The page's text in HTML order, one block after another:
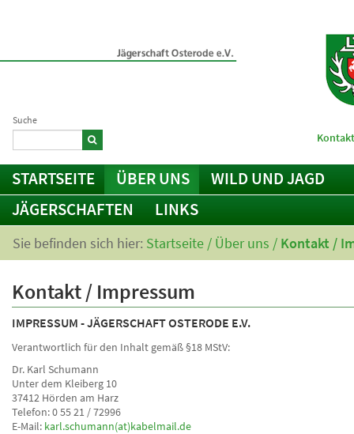
Suche
STARTSEITE ÜBER UNS
WILD UND JAGD
JÄGERSCHAFTEN
LINKS
Sie befinden sich hier: Startseite / Über uns / Kontakt /
Kontakt / Impressum
IMPRESSUM - JÄGERSCHAFT OSTERODE E.V.
Verantwortlich für den Inhalt gemäß §18 MStV:
Dr. Karl Schumann
Unter dem Kleiberg 10
37412 Hörden am Harz
Telefon: 0 55 21 / 72996
E-Mail: karl.schumann(at)kabelmail.de